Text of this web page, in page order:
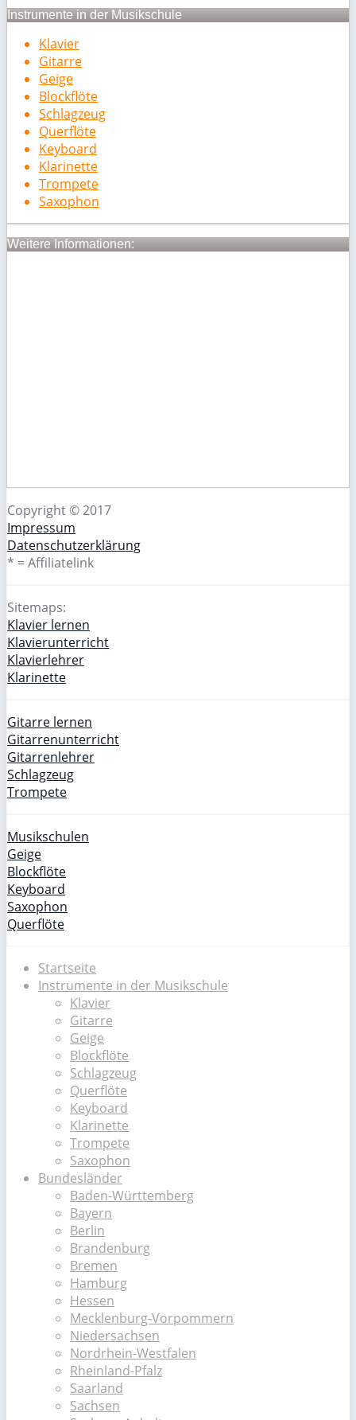
Instrumente in der Musikschule
Klavier
Gitarre
Geige
Blockflöte
Schlagzeug
Querflöte
Keyboard
Klarinette
Trompete
Saxophon
Weitere Informationen:
Copyright © 2017
Impressum
Datenschutzerklärung
* = Affiliatelink
Sitemaps:
Klavier lernen
Klavierunterricht
Klavierlehrer
Klarinette
Gitarre lernen
Gitarrenunterricht
Gitarrenlehrer
Schlagzeug
Trompete
Musikschulen
Geige
Blockflöte
Keyboard
Saxophon
Querflöte
Startseite
Instrumente in der Musikschule
Klavier
Gitarre
Geige
Blockflöte
Schlagzeug
Querflöte
Keyboard
Klarinette
Trompete
Saxophon
Bundesländer
Baden-Württemberg
Bayern
Berlin
Brandenburg
Bremen
Hamburg
Hessen
Mecklenburg-Vorpommern
Niedersachsen
Nordrhein-Westfalen
Rheinland-Pfalz
Saarland
Sachsen